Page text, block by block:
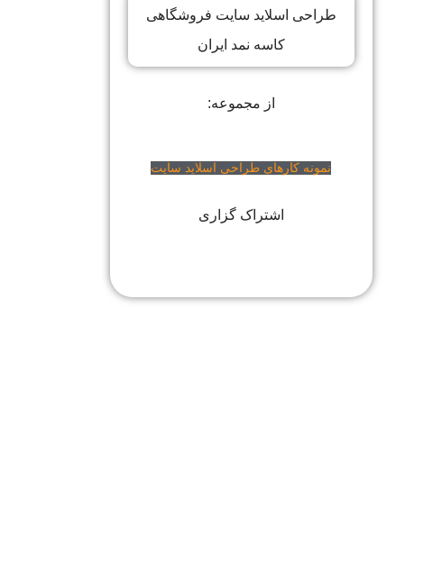
طراحی اسلاید سایت فروشگاهی
کاسه نمد ایران
از مجموعه:
نمونه کارهای طراحی اسلاید سایت
اشتراک گزاری